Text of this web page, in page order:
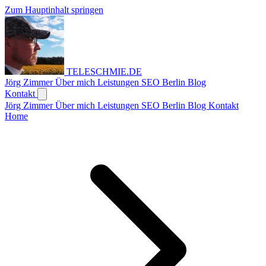
Zum Hauptinhalt springen
TELESCHMIE.DE
Jörg ZimmerÜber mich Leistungen SEO Berlin Blog
Kontakt
Jörg ZimmerÜber mich Leistungen SEO Berlin Blog Kontakt
Home